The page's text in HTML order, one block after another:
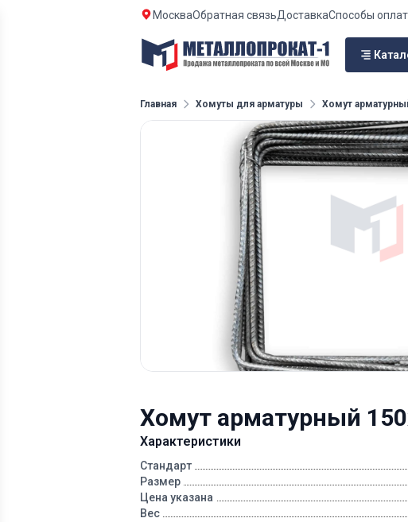
МоскваОбратная связьДоставкаСпособы
Главная Хомуты для арматуры Хомут
Хомут арматурный
Характеристики
Стандарт
Размер
Цена указана
Вес